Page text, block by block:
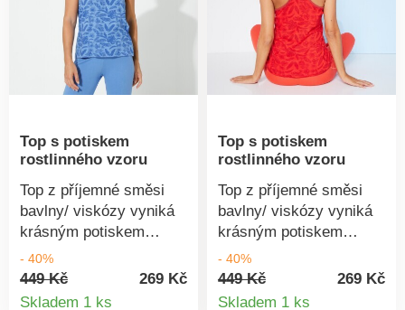
Top s potiskem
rostlinného vzoru
Top z příjemné směsi
bavlny/ viskózy vyniká
krásným potiskem
rostlinného vzoru. Navíc
s certifikátem Oeko-Tex!
Široké průramky,
- 40%
449 Kč
269 Kč
Skladem 1 ks
Top s potiskem
rostlinného vzoru
Top z příjemné směsi
bavlny/ viskózy vyniká
krásným potiskem
rostlinného vzoru. Navíc
s certifikátem Oeko-Tex!
Široké průramky,
- 40%
449 Kč
269 Kč
Skladem 1 ks